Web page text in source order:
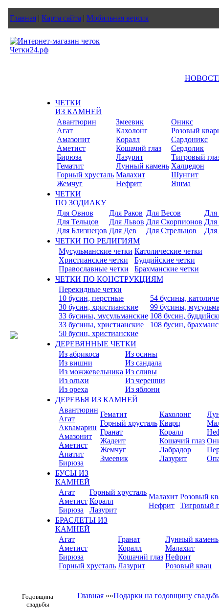
Главная | Карта сайта | Мобильная версия
ЧЕТКИ
ИЗ КАМНЕЙ
Авантюрин
Агат
Амазонит
Аметист
Бирюза
Гематит
Горный хрусталь
Жемчуг
Змеевик
Кахолонг
Коралл
Кошачий глаз
Лазурит
Лунный камень
Малахит
Нефрит
Оникс
Розовый
Сардоникс
Сердолик
Тигровый
Халцедон
Шунгит
Яшма
ЧЕТКИ
ПО ЗОДИАКУ
Для Овнов
Для Тельцов
Для Близнецов
Для Раков
Для Львов
Для Дев
Для Весов
Для Скорпионов
Для Стрельцов
Для
Для
ЧЕТКИ ПО РЕЛИГИЯМ
Мусульманские четки
Христианские четки
Православные четки
Католические четки
Буддийские четки
Брахманские четки
ЧЕТКИ ПО КОНСТРУКЦИЯМ
Перекидные четки
10 бусин, перстные
30 бусин, христианские
33 бусины, мусульманские
33 бусины, христианские
50 бусин, христианские
54 бусины,
99 бусины,
108 бусин,
108 бусин,
ДЕРЕВЯННЫЕ ЧЕТКИ
Из абрикоса
Из вишни
Из можжевельника
Из ольхи
Из ореха
Из осины
Из сандала
Из сливы
Из черешни
Из яблони
ДЕРЕВЬЯ ИЗ КАМНЕЙ
Авантюрин
Агат
Аквамарин
Амазонит
Аметист
Апатит
Бирюза
Гематит
Горный хрусталь
Гранат
Жадеит
Жемчуг
Змеевик
Кахолонг
Кварц
Коралл
Кошачий глаз
Лабрадор
Лазурит
БУСЫ ИЗ
КАМНЕЙ
Агат
Аметист
Бирюза
Горный хрусталь
Коралл
Лазурит
Малахит
Нефрит
Розовый
Тигровый
БРАСЛЕТЫ ИЗ
КАМНЕЙ
Агат
Аметист
Бирюза
Горный хрусталь
Гранат
Коралл
Кошачий глаз
Лазурит
Лунный камень
Малахит
Нефрит
Розовый квац
Годовщина
свадьбы
Главная »»Подарки на годовщину